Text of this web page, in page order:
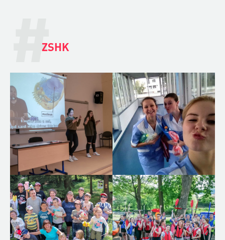
#
ZSHK